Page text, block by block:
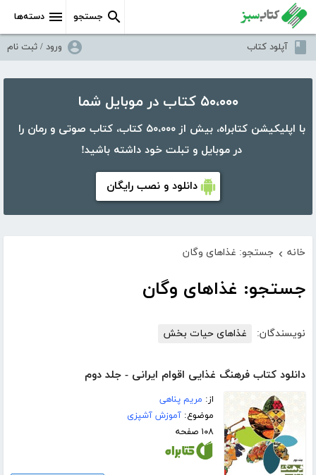
دسته‌ها جستجو
آپلود کتاب ورود / ثبت نام
۵۰،۰۰۰ کتاب در موبایل شما
با اپلیکیشن کتابراه، بیش از ۵۰،۰۰۰ کتاب، کتاب صوتی و رمان را
در موبایل و تبلت خود داشته باشید!
دانلود و نصب رایگان
خانه › جستجو: غذاهای وگان
جستجو: غذاهای وگان
نویسندگان: غذاهای حیات بخش
دانلود کتاب فرهنگ غذایی اقوام ایرانی - جلد دوم
از: مریم پناهی
موضوع:آموزش آشپزی
۱۰۸ صفحه